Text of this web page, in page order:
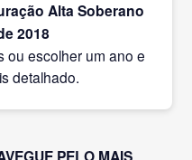
Alta Soberano
2018
ou escolher um ano e
detalhado.
PELO MAIS